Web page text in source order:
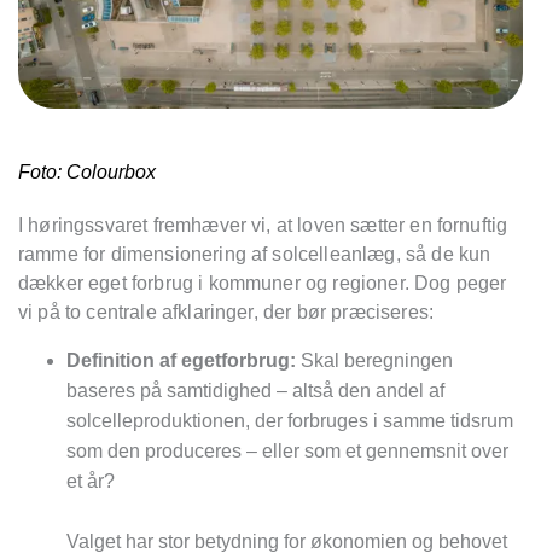
Foto: Colourbox
I høringssvaret fremhæver vi, at loven sætter en fornuftig
ramme for dimensionering af solcelleanlæg, så de kun
dækker eget forbrug i kommuner og regioner. Dog peger
vi på to centrale afklaringer, der bør præciseres:
Definition af egetforbrug: Skal beregningen
baseres på samtidighed – altså den andel af
solcelleproduktionen, der forbruges i samme tidsrum
som den produceres – eller som et gennemsnit over
et år?
Valget har stor betydning for økonomien og behovet